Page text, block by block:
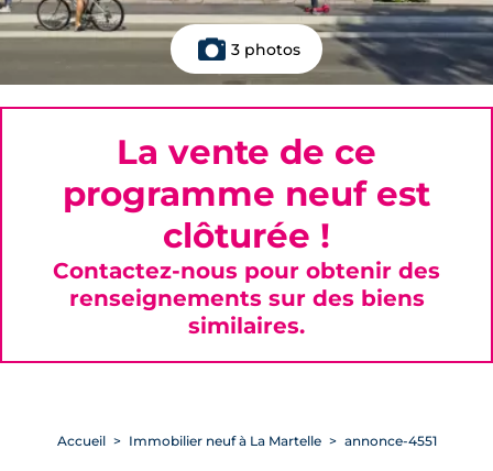
3 photos
Accueil Immobilier neuf à La Martelle annonce-4551
La vente de ce
programme neuf est
clôturée !
Contactez-nous pour obtenir des
renseignements sur des biens
similaires.